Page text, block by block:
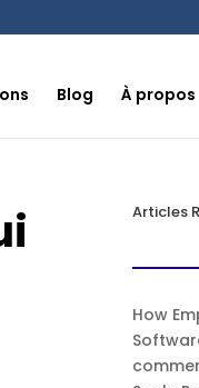
Blog À propos
Articles
How